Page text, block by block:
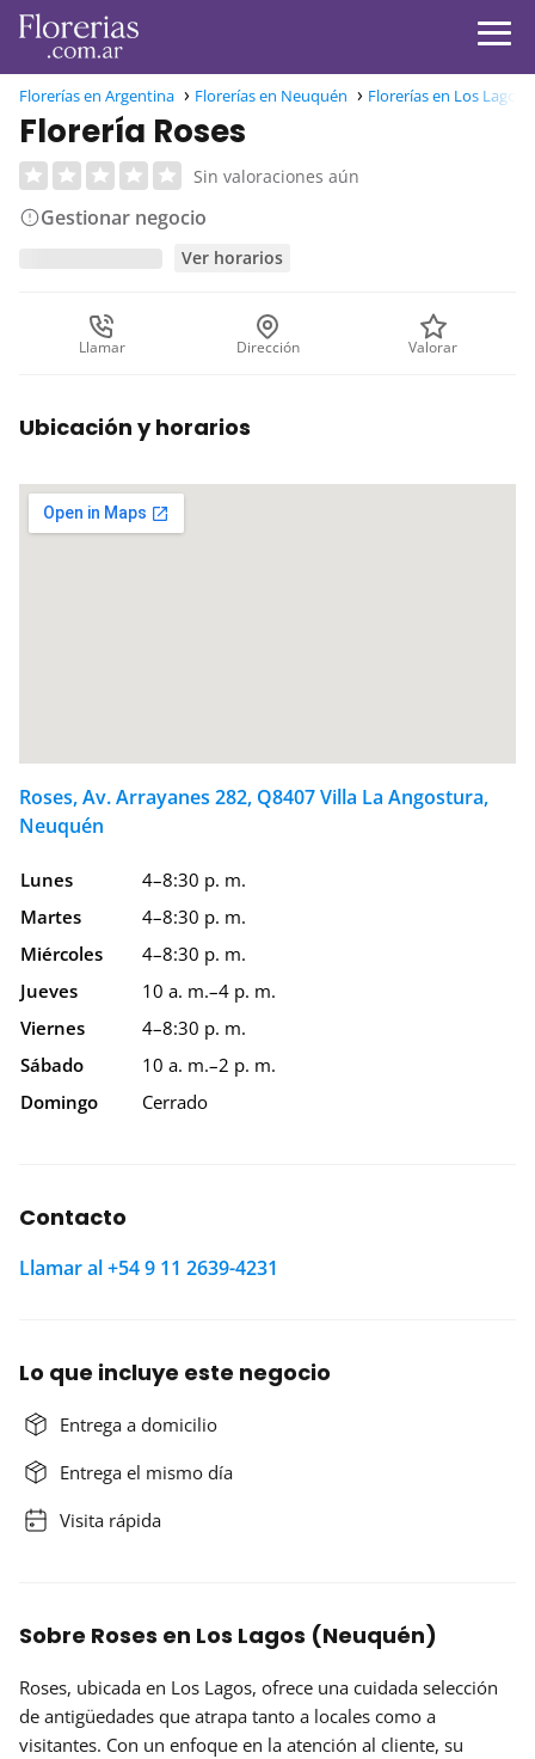
Florerías en Argentina Florerías en Neuquén Florerías en Los Lagos
Florería Roses
Sin valoraciones aún
Gestionar negocio
Ver horarios
Llamar Dirección Valorar
Ubicación y horarios
Roses, Av. Arrayanes 282, Q8407 Villa La Angostura,
Neuquén
Lunes
4–8:30 p. m.
Martes
4–8:30 p. m.
Miércoles
4–8:30 p. m.
Jueves
10 a. m.–4 p. m.
Viernes
4–8:30 p. m.
Sábado
10 a. m.–2 p. m.
Domingo
Cerrado
Contacto
Llamar al +54 9 11 2639-4231
Lo que incluye este negocio
Entrega a domicilio
Entrega el mismo día
Visita rápida
Sobre Roses en Los Lagos (Neuquén)
Roses, ubicada en Los Lagos, ofrece una cuidada selección
de antigüedades que atrapa tanto a locales como a
visitantes. Con un enfoque en la atención al cliente, su